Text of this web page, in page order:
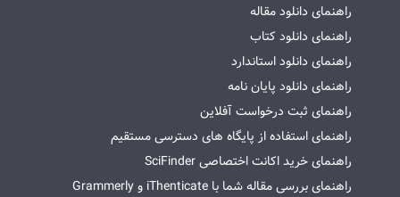
راهنمای دانلود مقاله
راهنمای دانلود کتاب
راهنمای دانلود استاندارد
راهنمای دانلود پایان نامه
راهنمای ثبت درخواست آفلاین
راهنمای استفاده از پایگاه های دسترسی مستقیم
راهنمای خرید اکانت اختصاصی SciFinder
راهنمای بررسی مقاله شما با iThenticate و Grammerly